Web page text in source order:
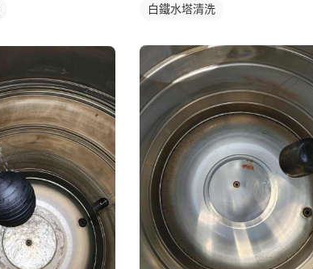
白鐵水塔清洗